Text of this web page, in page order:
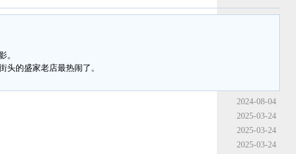
。
的盛家老店最热闹了。
2024-08-04
2025-03-24
2025-03-24
2025-03-24